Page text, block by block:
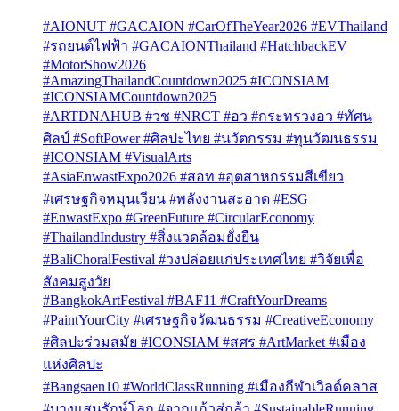
#AIONUT #GACAION #CarOfTheYear2026 #EVThailand
#รถยนต์ไฟฟ้า #GACAIONThailand #HatchbackEV
#MotorShow2026
#AmazingThailandCountdown2025 #ICONSIAM
#ICONSIAMCountdown2025
#ARTDNAHUB #วช #NRCT #อว #กระทรวงอว #ทัศน
ศิลป์ #SoftPower #ศิลปะไทย #นวัตกรรม #ทุนวัฒนธรรม
#ICONSIAM #VisualArts
#AsiaEnwastExpo2026 #สอท #อุตสาหกรรมสีเขียว
#เศรษฐกิจหมุนเวียน #พลังงานสะอาด #ESG
#EnwastExpo #GreenFuture #CircularEconomy
#ThailandIndustry #สิ่งแวดล้อมยั่งยืน
#BaliChoralFestival #วงปล่อยแก่ประเทศไทย #วิจัยเพื่อ
สังคมสูงวัย
#BangkokArtFestival #BAF11 #CraftYourDreams
#PaintYourCity #เศรษฐกิจวัฒนธรรม #CreativeEconomy
#ศิลปะร่วมสมัย #ICONSIAM #สศร #ArtMarket #เมือง
แห่งศิลปะ
#Bangsaen10 #WorldClassRunning #เมืองกีฬาเวิลด์คลาส